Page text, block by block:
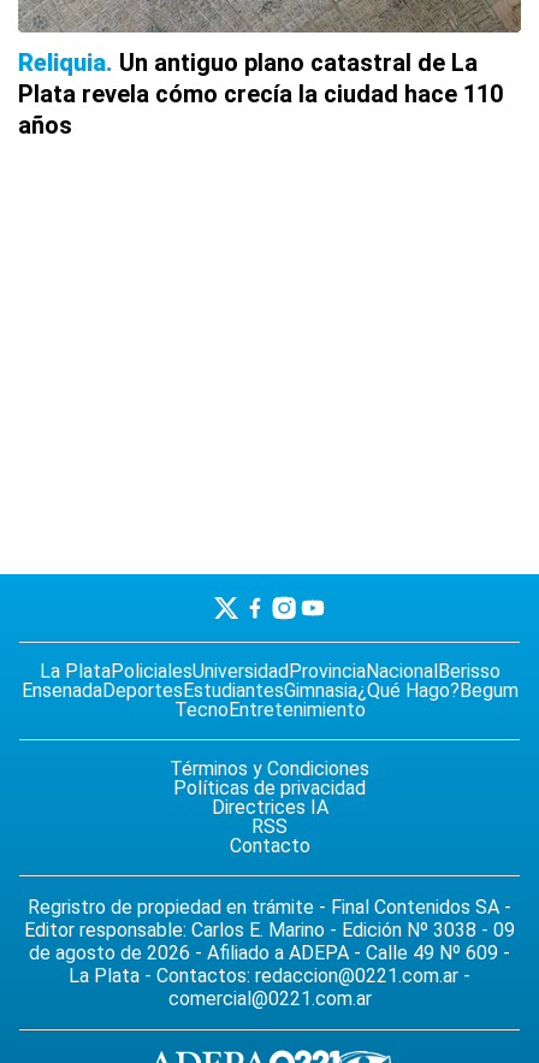
Reliquia Un antiguo plano catastral de La
Plata revela cómo crecía la ciudad hace 110
años
La PlataPolicialesUniversidad ProvinciaNacional Berisso
EnsenadaDeportes EstudiantesGimnasia¿Qué Hago? Begum
TecnoEntretenimiento
Términos y Condiciones
Políticas de privacidad
Directrices IA
RSS
Contacto
Regristro de propiedad en trámite - Final Contenidos SA -
Editor responsable: Carlos E. Marino - Edición Nº 3038 - 09
de agosto de 2026 - Afiliado a ADEPA - Calle 49 Nº 609 -
La Plata - Contactos: redaccion@0221.com.ar -
comercial@0221.com.ar